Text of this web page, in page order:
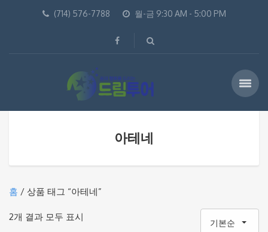
(714) 576-7788 월-금 9:30 AM - 5:00 PM
아테네
홈 / 상품 태그 “아테네”
2개 결과 모두 표시
기본순